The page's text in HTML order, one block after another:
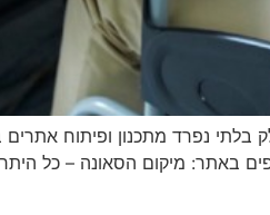
נפרד מתכנון ופיתוח אתרים
באתר: מיקום הסאונה – כל